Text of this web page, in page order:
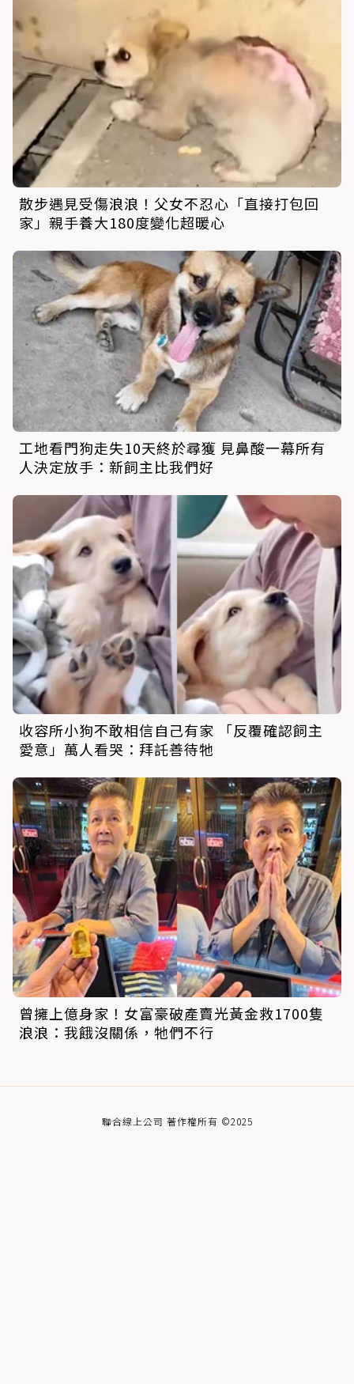
散步遇見受傷浪浪！父女不忍心「直接打包回
家」親手養大180度變化超暖心
工地看門狗走失10天終於尋獲 見鼻酸一幕所有
人決定放手：新飼主比我們好
收容所小狗不敢相信自己有家 「反覆確認飼主
愛意」萬人看哭：拜託善待牠
曾擁上億身家！女富豪破產賣光黃金救1700隻
浪浪：我餓沒關係，牠們不行
聯合線上公司 著作權所有 ©2025